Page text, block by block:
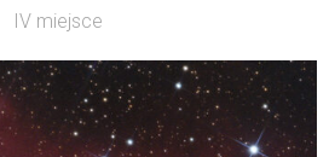
IV miejsce